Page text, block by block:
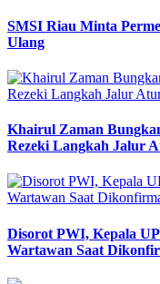
SMSI Riau Minta
Ulang
Khairul Zaman
Rezeki Langkah Jalur
Disorot PWI, Kepala
Wartawan Saat